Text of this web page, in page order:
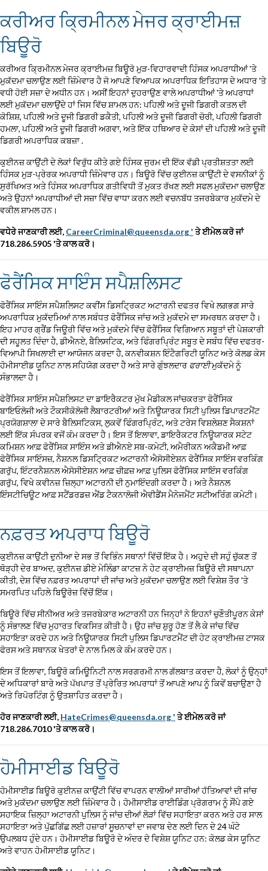
ਕਰੀਅਰ ਕ੍ਰਿਮੀਨਲ ਮੇਜਰ ਕ੍ਰਾਈਮਜ਼
ਬਿਊਰੋ
ਕਰੀਅਰ ਕ੍ਰਿਮੀਨਲ ਮੇਜਰ ਕ੍ਰਾਈਮਜ਼ ਬਿਊਰੋ ਮੁੜ-ਵਿਹਾਰਵਾਦੀ ਹਿੰਸਕ ਅਪਰਾਧੀਆਂ 'ਤੇ
ਮੁਕੱਦਮਾ ਚਲਾਉਣ ਲਈ ਜ਼ਿੰਮੇਵਾਰ ਹੈ ਜੋ ਆਪਣੇ ਵਿਆਪਕ ਅਪਰਾਧਿਕ ਇਤਿਹਾਸ ਦੇ ਅਧਾਰ 'ਤੇ
ਵਧੀ ਹੋਈ ਸਜ਼ਾ ਦੇ ਅਧੀਨ ਹਨ। ਅਸੀਂ ਇਹਨਾਂ ਦੁਹਰਾਉਣ ਵਾਲੇ ਅਪਰਾਧੀਆਂ 'ਤੇ ਅਪਰਾਧਾਂ
ਲਈ ਮੁਕੱਦਮਾ ਚਲਾਉਂਦੇ ਹਾਂ ਜਿਸ ਵਿੱਚ ਸ਼ਾਮਲ ਹਨ: ਪਹਿਲੀ ਅਤੇ ਦੂਜੀ ਡਿਗਰੀ ਕਤਲ ਦੀ
ਕੋਸ਼ਿਸ਼, ਪਹਿਲੀ ਅਤੇ ਦੂਜੀ ਡਿਗਰੀ ਡਕੈਤੀ, ਪਹਿਲੀ ਅਤੇ ਦੂਜੀ ਡਿਗਰੀ ਚੋਰੀ, ਪਹਿਲੀ ਡਿਗਰੀ
ਹਮਲਾ, ਪਹਿਲੀ ਅਤੇ ਦੂਜੀ ਡਿਗਰੀ ਅਗਵਾ, ਅਤੇ ਇੱਕ ਹਥਿਆਰ ਦੇ ਕੇਸਾਂ ਦੀ ਪਹਿਲੀ ਅਤੇ ਦੂਜੀ
ਡਿਗਰੀ ਅਪਰਾਧਿਕ ਕਬਜ਼ਾ .
ਕੁਈਨਜ਼ ਕਾਉਂਟੀ ਦੇ ਲੋਕਾਂ ਵਿਰੁੱਧ ਕੀਤੇ ਗਏ ਹਿੰਸਕ ਜੁਰਮ ਦੀ ਇੱਕ ਵੱਡੀ ਪ੍ਰਤੀਸ਼ਤਤਾ ਲਈ
ਹਿੰਸਕ ਮੁੜ-ਪ੍ਰੇਰਕ ਅਪਰਾਧੀ ਜ਼ਿੰਮੇਵਾਰ ਹਨ। ਬਿਊਰੋ ਵਿੱਚ ਕੁਈਨਜ਼ ਕਾਉਂਟੀ ਦੇ ਵਸਨੀਕਾਂ ਨੂੰ
ਸੁਰੱਖਿਅਤ ਅਤੇ ਹਿੰਸਕ ਅਪਰਾਧਿਕ ਗਤੀਵਿਧੀ ਤੋਂ ਮੁਕਤ ਰੱਖਣ ਲਈ ਸਫਲ ਮੁਕੱਦਮਾ ਚਲਾਉਣ
ਅਤੇ ਉਹਨਾਂ ਅਪਰਾਧੀਆਂ ਦੀ ਸਜ਼ਾ ਵਿੱਚ ਵਾਧਾ ਕਰਨ ਲਈ ਵਚਨਬੱਧ ਤਜਰਬੇਕਾਰ ਮੁਕੱਦਮੇ ਦੇ
ਵਕੀਲ ਸ਼ਾਮਲ ਹਨ।
ਵਧੇਰੇ ਜਾਣਕਾਰੀ ਲਈ, CareerCriminal@queensda.org ' ਤੇ ਈਮੇਲ ਕਰੋ ਜਾਂ
718.286.5905 'ਤੇ ਕਾਲ ਕਰੋ।
ਫੋਰੈਂਸਿਕ ਸਾਇੰਸ ਸਪੈਸ਼ਲਿਸਟ
ਫੋਰੈਂਸਿਕ ਸਾਇੰਸ ਸਪੈਸ਼ਲਿਸਟ ਕਵੀਂਸ ਡਿਸਟ੍ਰਿਕਟ ਅਟਾਰਨੀ ਦਫਤਰ ਵਿਖੇ ਲਗਭਗ ਸਾਰੇ
ਅਪਰਾਧਿਕ ਮੁਕੱਦਮਿਆਂ ਨਾਲ ਸਬੰਧਤ ਫੋਰੈਂਸਿਕ ਜਾਂਚ ਅਤੇ ਮੁਕੱਦਮੇ ਦਾ ਸਮਰਥਨ ਕਰਦਾ ਹੈ।
ਇਹ ਮਾਹਰ ਗ੍ਰੈਂਡ ਜਿਊਰੀ ਵਿੱਚ ਅਤੇ ਮੁਕੱਦਮੇ ਵਿੱਚ ਫੋਰੈਂਸਿਕ ਵਿਗਿਆਨ ਸਬੂਤਾਂ ਦੀ ਪੇਸ਼ਕਾਰੀ
ਦੀ ਸਹੂਲਤ ਦਿੰਦਾ ਹੈ, ਡੀਐਨਏ, ਬੈਲਿਸਟਿਕ, ਅਤੇ ਫਿੰਗਰਪ੍ਰਿੰਟ ਸਬੂਤ ਦੇ ਸਬੰਧ ਵਿੱਚ ਦਫਤਰ-
ਵਿਆਪੀ ਸਿਖਲਾਈ ਦਾ ਆਯੋਜਨ ਕਰਦਾ ਹੈ, ਕਨਵੀਕਸ਼ਨ ਇੰਟੈਗਰਿਟੀ ਯੂਨਿਟ ਅਤੇ ਕੋਲਡ ਕੇਸ
ਹੋਮੀਸਾਈਡ ਯੂਨਿਟ ਨਾਲ ਸਹਿਯੋਗ ਕਰਦਾ ਹੈ ਅਤੇ ਸਾਰੇ ਗੁੰਝਲਦਾਰ ਫਰਾਈਮੁਕੱਦਮੇ ਨੂੰ
ਸੰਭਾਲਦਾ ਹੈ।
ਫੋਰੈਂਸਿਕ ਸਾਇੰਸ ਸਪੈਸ਼ਲਿਸਟ ਦਾ ਡਾਇਰੈਕਟਰ ਮੁੱਖ ਮੈਡੀਕਲ ਜਾਂਚਕਰਤਾ ਫੋਰੈਂਸਿਕ
ਬਾਇਓਲੋਜੀ ਅਤੇ ਟੌਕਸੀਕੋਲੋਜੀ ਲੈਬਾਰਟਰੀਆਂ ਅਤੇ ਨਿਊਯਾਰਕ ਸਿਟੀ ਪੁਲਿਸ ਡਿਪਾਰਟਮੈਂਟ
ਪ੍ਰਯੋਗਸ਼ਾਲਾ ਦੇ ਸਾਰੇ ਬੈਲਿਸਟਿਕਸ, ਲੁਕਵੇਂ ਫਿੰਗਰਪ੍ਰਿੰਟ, ਅਤੇ ਟਰੇਸ ਵਿਸ਼ਲੇਸ਼ਣ ਸੈਕਸ਼ਨਾਂ
ਲਈ ਇੱਕ ਸੰਪਰਕ ਵਜੋਂ ਕੰਮ ਕਰਦਾ ਹੈ। ਇਸ ਤੋਂ ਇਲਾਵਾ, ਡਾਇਰੈਕਟਰ ਨਿਊਯਾਰਕ ਸਟੇਟ
ਕਮਿਸ਼ਨ ਆਫ਼ ਫੋਰੈਂਸਿਕ ਸਾਇੰਸ ਅਤੇ ਡੀਐਨਏ ਸਬ-ਕਮੇਟੀ, ਅਮੈਰੀਕਨ ਅਕੈਡਮੀ ਆਫ਼
ਫੋਰੈਂਸਿਕ ਸਾਇੰਸਜ਼, ਨੈਸ਼ਨਲ ਡਿਸਟ੍ਰਿਕਟ ਅਟਾਰਨੀ ਐਸੋਸੀਏਸ਼ਨ ਫੋਰੈਂਸਿਕ ਸਾਇੰਸ ਵਰਕਿੰਗ
ਗਰੁੱਪ, ਇੰਟਰਨੈਸ਼ਨਲ ਐਸੋਸੀਏਸ਼ਨ ਆਫ਼ ਚੀਫ਼ਜ਼ ਆਫ਼ ਪੁਲਿਸ ਫੋਰੈਂਸਿਕ ਸਾਇੰਸ ਵਰਕਿੰਗ
ਗਰੁੱਪ, ਵਿਖੇ ਕਵੀਨਜ਼ ਜ਼ਿਲ੍ਹਾ ਅਟਾਰਨੀ ਦੀ ਨੁਮਾਇੰਦਗੀ ਕਰਦਾ ਹੈ। ਅਤੇ ਨੈਸ਼ਨਲ
ਇੰਸਟੀਚਿਊਟ ਆਫ਼ ਸਟੈਂਡਰਡਜ਼ ਐਂਡ ਟੈਕਨਾਲੋਜੀ ਐਵੀਡੈਂਸ ਮੈਨੇਜਮੈਂਟ ਸਟੀਅਰਿੰਗ ਕਮੇਟੀ।
ਨਫ਼ਰਤ ਅਪਰਾਧ ਬਿਊਰੋ
ਕੁਈਨਜ਼ ਕਾਉਂਟੀ ਦੁਨੀਆ ਦੇ ਸਭ ਤੋਂ ਵਿਭਿੰਨ ਸਥਾਨਾਂ ਵਿੱਚੋਂ ਇੱਕ ਹੈ। ਅਹੁਦੇ ਦੀ ਸਹੁੰ ਚੁੱਕਣ ਤੋਂ
ਥੋੜ੍ਹੀ ਦੇਰ ਬਾਅਦ, ਕੁਈਨਜ਼ ਡੀਏ ਮੇਲਿੰਡਾ ਕਾਟਜ਼ ਨੇ ਹੇਟ ਕ੍ਰਾਈਮਜ਼ ਬਿਊਰੋ ਦੀ ਸਥਾਪਨਾ
ਕੀਤੀ, ਦੇਸ਼ ਵਿੱਚ ਨਫ਼ਰਤ ਅਪਰਾਧਾਂ ਦੀ ਜਾਂਚ ਅਤੇ ਮੁਕੱਦਮਾ ਚਲਾਉਣ ਲਈ ਵਿਸ਼ੇਸ਼ ਤੌਰ 'ਤੇ
ਸਮਰਪਿਤ ਪਹਿਲੇ ਬਿਊਰੋਜ਼ ਵਿੱਚੋਂ ਇੱਕ।
ਬਿਊਰੋ ਵਿੱਚ ਸੀਨੀਅਰ ਅਤੇ ਤਜਰਬੇਕਾਰ ਅਟਾਰਨੀ ਹਨ ਜਿਨ੍ਹਾਂ ਨੇ ਇਹਨਾਂ ਚੁਣੌਤੀਪੂਰਨ ਕੇਸਾਂ
ਨੂੰ ਸੰਭਾਲਣ ਵਿੱਚ ਮੁਹਾਰਤ ਵਿਕਸਿਤ ਕੀਤੀ ਹੈ। ਉਹ ਜਾਂਚ ਸ਼ੁਰੂ ਹੋਣ ਤੋਂ ਲੈ ਕੇ ਜਾਂਚ ਵਿੱਚ
ਸਹਾਇਤਾ ਕਰਦੇ ਹਨ ਅਤੇ ਨਿਊਯਾਰਕ ਸਿਟੀ ਪੁਲਿਸ ਡਿਪਾਰਟਮੈਂਟ ਦੀ ਹੇਟ ਕ੍ਰਾਈਮਜ਼ ਟਾਸਕ
ਫੋਰਸ ਅਤੇ ਸਥਾਨਕ ਖੇਤਰਾਂ ਦੇ ਨਾਲ ਮਿਲ ਕੇ ਕੰਮ ਕਰਦੇ ਹਨ।
ਇਸ ਤੋਂ ਇਲਾਵਾ, ਬਿਊਰੋ ਕਮਿਊਨਿਟੀ ਨਾਲ ਸਰਗਰਮੀ ਨਾਲ ਗੱਲਬਾਤ ਕਰਦਾ ਹੈ, ਲੋਕਾਂ ਨੂੰ ਉਨ੍ਹਾਂ
ਦੇ ਅਧਿਕਾਰਾਂ ਬਾਰੇ ਅਤੇ ਪੱਖਪਾਤ ਤੋਂ ਪ੍ਰੇਰਿਤ ਅਪਰਾਧਾਂ ਤੋਂ ਆਪਣੇ ਆਪ ਨੂੰ ਕਿਵੇਂ ਬਚਾਉਣਾ ਹੈ
ਅਤੇ ਰਿਪੋਰਟਿੰਗ ਨੂੰ ਉਤਸ਼ਾਹਿਤ ਕਰਦਾ ਹੈ।
ਹੋਰ ਜਾਣਕਾਰੀ ਲਈ, HateCrimes@queensda.org ' ਤੇ ਈਮੇਲ ਕਰੋ ਜਾਂ
718.286.7010 'ਤੇ ਕਾਲ ਕਰੋ।
ਹੋਮੀਸਾਈਡ ਬਿਊਰੋ
ਹੋਮੀਸਾਈਡ ਬਿਊਰੋ ਕੁਈਨਜ਼ ਕਾਉਂਟੀ ਵਿੱਚ ਵਾਪਰਨ ਵਾਲੀਆਂ ਸਾਰੀਆਂ ਹੱਤਿਆਵਾਂ ਦੀ ਜਾਂਚ
ਅਤੇ ਮੁਕੱਦਮਾ ਚਲਾਉਣ ਲਈ ਜ਼ਿੰਮੇਵਾਰ ਹੈ। ਹੋਮੀਸਾਈਡ ਰਾਈਡਿੰਗ ਪ੍ਰੋਗਰਾਮ ਨੂੰ ਸੌਂਪੇ ਗਏ
ਸਹਾਇਕ ਜ਼ਿਲ੍ਹਾ ਅਟਾਰਨੀ ਪੁਲਿਸ ਨੂੰ ਜਾਂਚ ਦੀਆਂ ਲੋੜਾਂ ਵਿੱਚ ਸਹਾਇਤਾ ਕਰਨ ਅਤੇ ਹਰ ਸਾਲ
ਸਹਾਇਤਾ ਅਤੇ ਪੁੱਛਗਿੱਛ ਲਈ ਹਜ਼ਾਰਾਂ ਸੂਚਨਾਵਾਂ ਦਾ ਜਵਾਬ ਦੇਣ ਲਈ ਦਿਨ ਦੇ 24 ਘੰਟੇ
ਉਪਲਬਧ ਹੁੰਦੇ ਹਨ। ਹੋਮੀਸਾਈਡ ਬਿਊਰੋ ਦੇ ਅੰਦਰ ਦੋ ਵਿਸ਼ੇਸ਼ ਯੂਨਿਟ ਹਨ: ਕੋਲਡ ਕੇਸ ਯੂਨਿਟ
ਅਤੇ ਵਾਹਨ ਹੋਮੀਸਾਈਡ ਯੂਨਿਟ।